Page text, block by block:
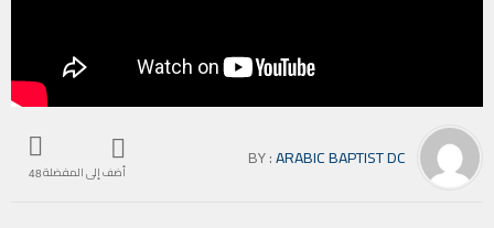
أضف إلى المفضلة48
BY :ARABIC BAPTIST DC